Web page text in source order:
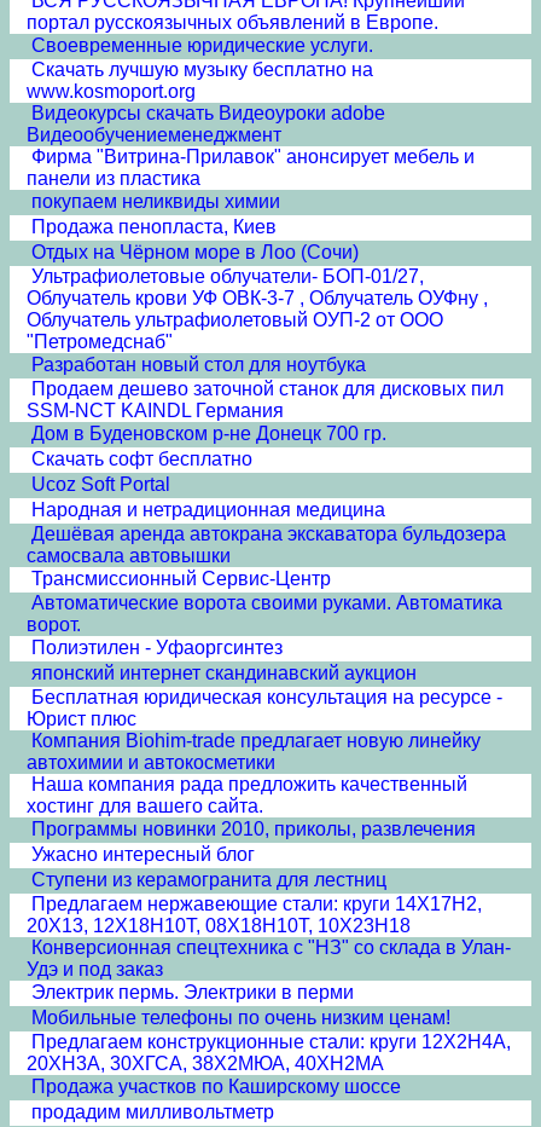
портал русскоязычных объявлений в Европе.
Своевременные юридические услуги.
Скачать лучшую музыку бесплатно на
www.kosmoport.org
Видеокурсы скачать Видеоуроки adobe
Видеообучениеменеджмент
Фирма "Витрина-Прилавок" анонсирует мебель и
панели из пластика
покупаем неликвиды химии
Продажа пенопласта, Киев
Отдых на Чёрном море в Лоо (Сочи)
Ультрафиолетовые облучатели- БОП-01/27,
Облучатель крови УФ ОВК-3-7 , Облучатель ОУФну ,
Облучатель ультрафиолетовый ОУП-2 от ООО
"Петромедснаб"
Разработан новый стол для ноутбука
Продаем дешево заточной станок для дисковых пил
SSM-NCT KAINDL Германия
Дом в Буденовском р-не Донецк 700 гр.
Скачать софт бесплатно
Ucoz Soft Portal
Народная и нетрадиционная медицина
Дешёвая аренда автокрана экскаватора бульдозера
самосвала автовышки
Трансмиссионный Сервис-Центр
Автоматические ворота своими руками. Автоматика
ворот.
Полиэтилен - Уфаоргсинтез
японский интернет скандинавский аукцион
Бесплатная юридическая консультация на ресурсе -
Юрист плюс
Компания Biohim-trade предлагает новую линейку
автохимии и автокосметики
Наша компания рада предложить качественный
хостинг для вашего сайта.
Программы новинки 2010, приколы, развлечения
Ужасно интересный блог
Ступени из керамогранита для лестниц
Предлагаем нержавеющие стали: круги 14Х17Н2,
20Х13, 12Х18Н10Т, 08Х18Н10Т, 10Х23Н18
Конверсионная спецтехника с "НЗ" со склада в Улан-
Удэ и под заказ
Электрик пермь. Электрики в перми
Мобильные телефоны по очень низким ценам!
Предлагаем конструкционные стали: круги 12Х2Н4А,
20ХН3А, 30ХГСА, 38Х2МЮА, 40ХН2МА
Продажа участков по Каширскому шоссе
продадим милливольтметр